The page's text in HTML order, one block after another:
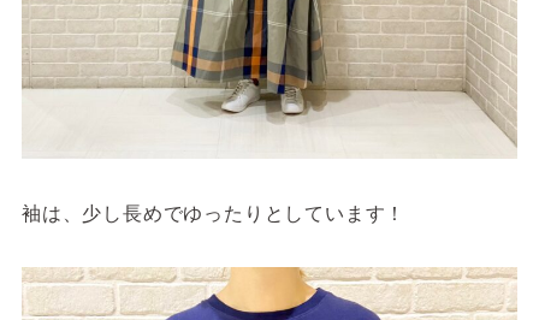
袖は、少し長めでゆったりとしています！